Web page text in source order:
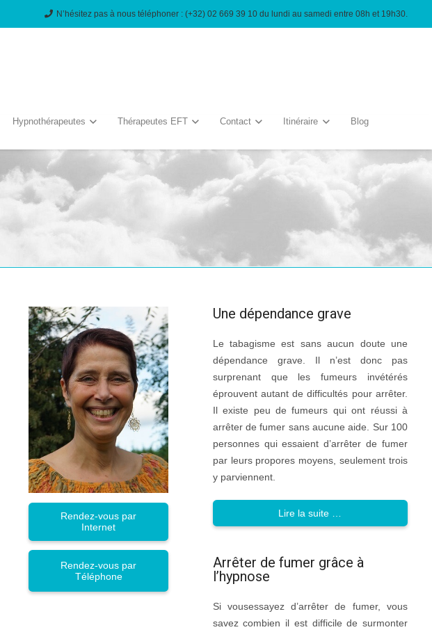
N’hésitez pas à nous téléphoner : (+32) 02 669 39 10 du lundi au samedi entre 08h et 19h30.
Hypnothérapeutes Thérapeutes EFT Contact Itinéraire Blog
Rendez-vous par
Internet
Rendez-vous par
Téléphone
Une dépendance grave
Le tabagisme est sans aucun doute une
dépendance grave. Il n’est donc pas
surprenant que les fumeurs invétérés
éprouvent autant de difficultés pour arrêter.
Il existe peu de fumeurs qui ont réussi à
arrêter de fumer sans aucune aide. Sur 100
personnes qui essaient d’arrêter de fumer
par leurs propores moyens, seulement trois
y parviennent.
Lire la suite …
Arrêter de fumer grâce à
l’hypnose
Si vousessayez d’arrêter de fumer, vous
savez combien il est difficile de surmonter